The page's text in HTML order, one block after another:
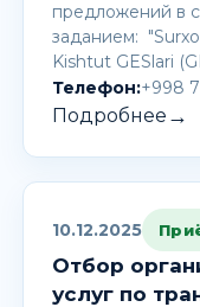
предложений в
заданием:
Kishtut GESlari
Телефон:+998
Подробнее →
10.12.2025
Отбор
услуг по